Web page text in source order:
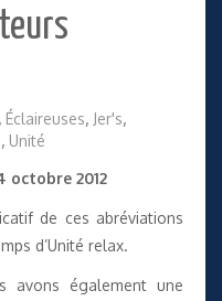
, Éclaireuses, Jer's,
, Unité
octobre 2012
de ces abréviations
d’Unité relax.
avons également une